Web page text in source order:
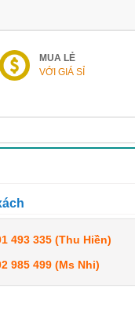
MUA LẺ
VỚI GIÁ SỈ
493 335 (Thu Hiền)
985 499 (Ms Nhi)